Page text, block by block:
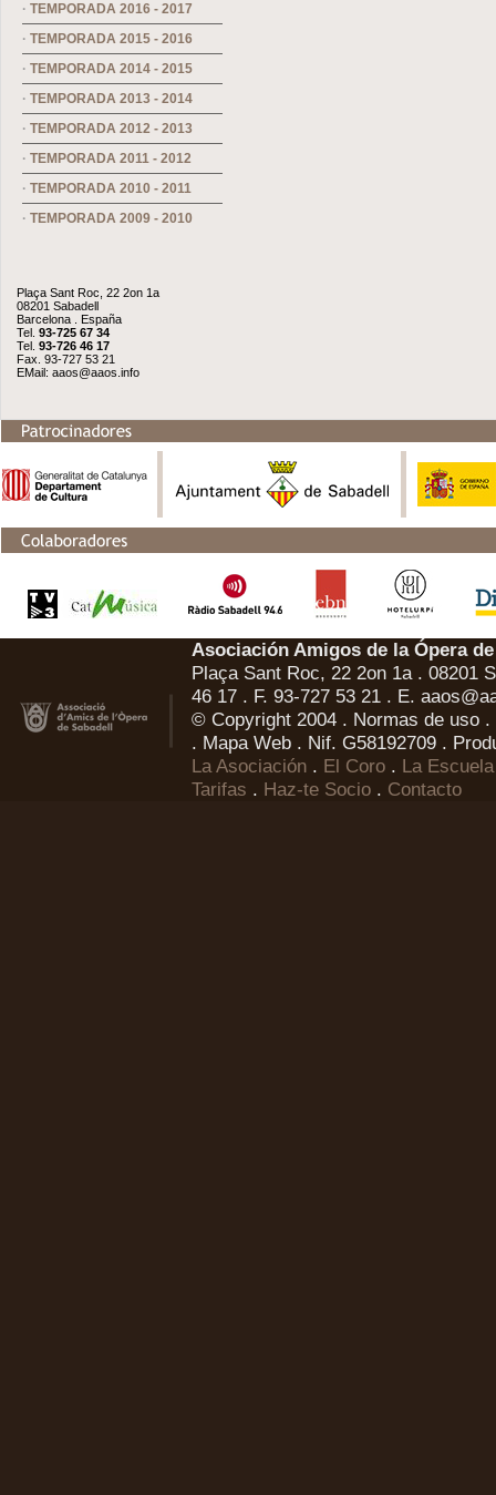
· TEMPORADA 2016 - 2017
· TEMPORADA 2015 - 2016
· TEMPORADA 2014 - 2015
· TEMPORADA 2013 - 2014
· TEMPORADA 2012 - 2013
· TEMPORADA 2011 - 2012
· TEMPORADA 2010 - 2011
· TEMPORADA 2009 - 2010
Plaça Sant Roc, 22 2on 1a
08201 Sabadell
Barcelona . España
Tel. 93-725 67 34
Tel. 93-726 46 17
Fax. 93-727 53 21
EMail: aaos@aaos.info
Asociación Amigos de la Ópera
Plaça Sant Roc, 22 2on 1a . 08201
46 17 . F. 93-727 53 21 . E.
© Copyright 2004 . Normas de uso .
. Mapa Web . Nif. G58192709 .
La Asociación . El Coro . La Escuela
Tarifas . Haz-te Socio . Contacto